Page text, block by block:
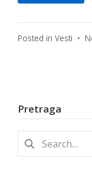
Posted in Vesti •
Pretraga
Search
for: